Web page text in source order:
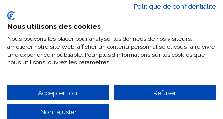
Nos catégories
Nous contacter
Politique de confidentialité
Nous utilisons des cookies
Nous pouvons les placer pour analyser les données de nos visiteurs,
améliorer notre site Web, afficher un contenu personnalisé et vous faire vivre
une expérience inoubliable. Pour plus d'informations sur les cookies que
nous utilisons, ouvrez les paramètres.
Accepter tout Refuser
Non, ajuster